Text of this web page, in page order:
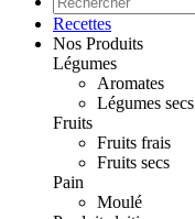
Recettes
Nos Produits
Légumes
Aromates
Légumes secs
Fruits
Fruits frais
Fruits secs
Pain
Moulé